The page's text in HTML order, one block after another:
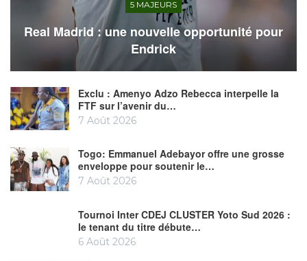
5 MAJEURS
Real Madrid : une nouvelle opportunité pour
Endrick
Exclu : Amenyo Adzo Rebecca interpelle la
FTF sur l’avenir du…
7 Août 2026
Togo: Emmanuel Adebayor offre une grosse
enveloppe pour soutenir le…
7 Août 2026
Tournoi Inter CDEJ CLUSTER Yoto Sud 2026 :
le tenant du titre débute…
6 Août 2026